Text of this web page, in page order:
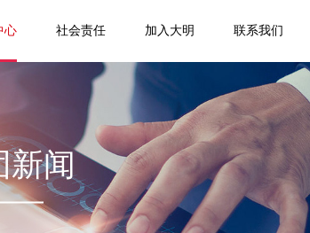
心 社会责任 加入大明 联系我们
新闻